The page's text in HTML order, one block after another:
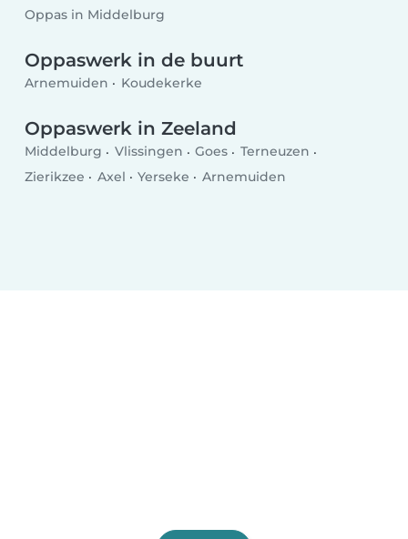
Oppas in Middelburg
Oppaswerk in de buurt
Arnemuiden Koudekerke
Oppaswerk in Zeeland
Middelburg Vlissingen Goes
Terneuzen
Zierikzee
Axel Yerseke Arnemuiden